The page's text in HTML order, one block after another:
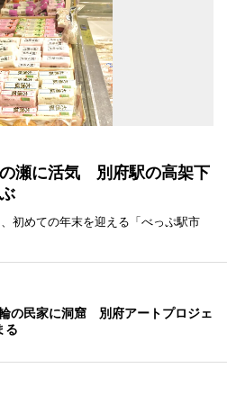
瀬に活気 別府駅の高架下
初めての年末を迎える「べっぷ駅市
の民家に洞窟 別府アートプロジェ
る